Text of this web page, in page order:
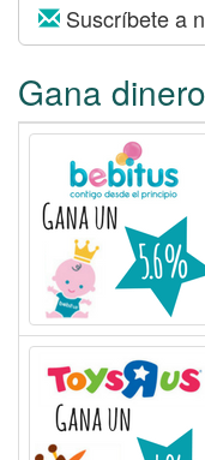
Suscríbete a
Gana